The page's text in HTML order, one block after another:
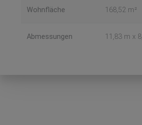
Wohnfläche 168,52 m²
Abmessungen 11,83 m x